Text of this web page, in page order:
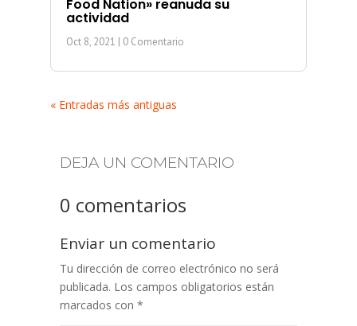
Food Nation» reanuda su
actividad
Oct 8, 2021 | 0 Comentario
« Entradas más antiguas
DEJA UN COMENTARIO
0 comentarios
Enviar un comentario
Tu dirección de correo electrónico no será
publicada. Los campos obligatorios están
marcados con *